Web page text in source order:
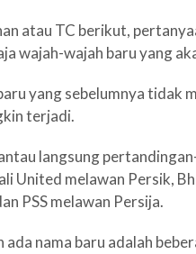
atau TC berikut,
wajah-wajah baru yang
yang sebelumnya tidak
terjadi.
langsung
United melawan Persik,
PSS melawan Persija.
nama baru adalah